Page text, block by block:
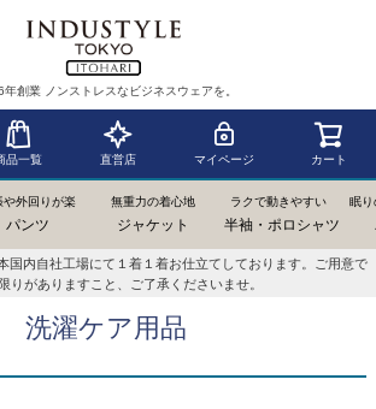
年創業 ノンストレスなビジネスウェアを。
品一覧 直営店 マイページ カート
や外回りが楽
パンツ
無重力の着心地
ジャケット
ラクで動きやすい
半袖・ポロシャツ
眠り
国内自社工場にて１着１着お仕立てしております。ご用意で
りがありますこと、ご了承くださいませ。
洗濯ケア用品